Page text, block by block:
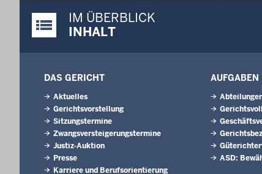
Justiz-Portal im Überblick:
IM ÜBERBLICK
INHALT
DAS GERICHT
Aktuelles
Gerichtsvorstellung
Sitzungstermine
Zwangsversteigerungs­termine
Justiz-Auktion
Presse
Karriere und Berufsorientierung
AUFGABEN
ASD: